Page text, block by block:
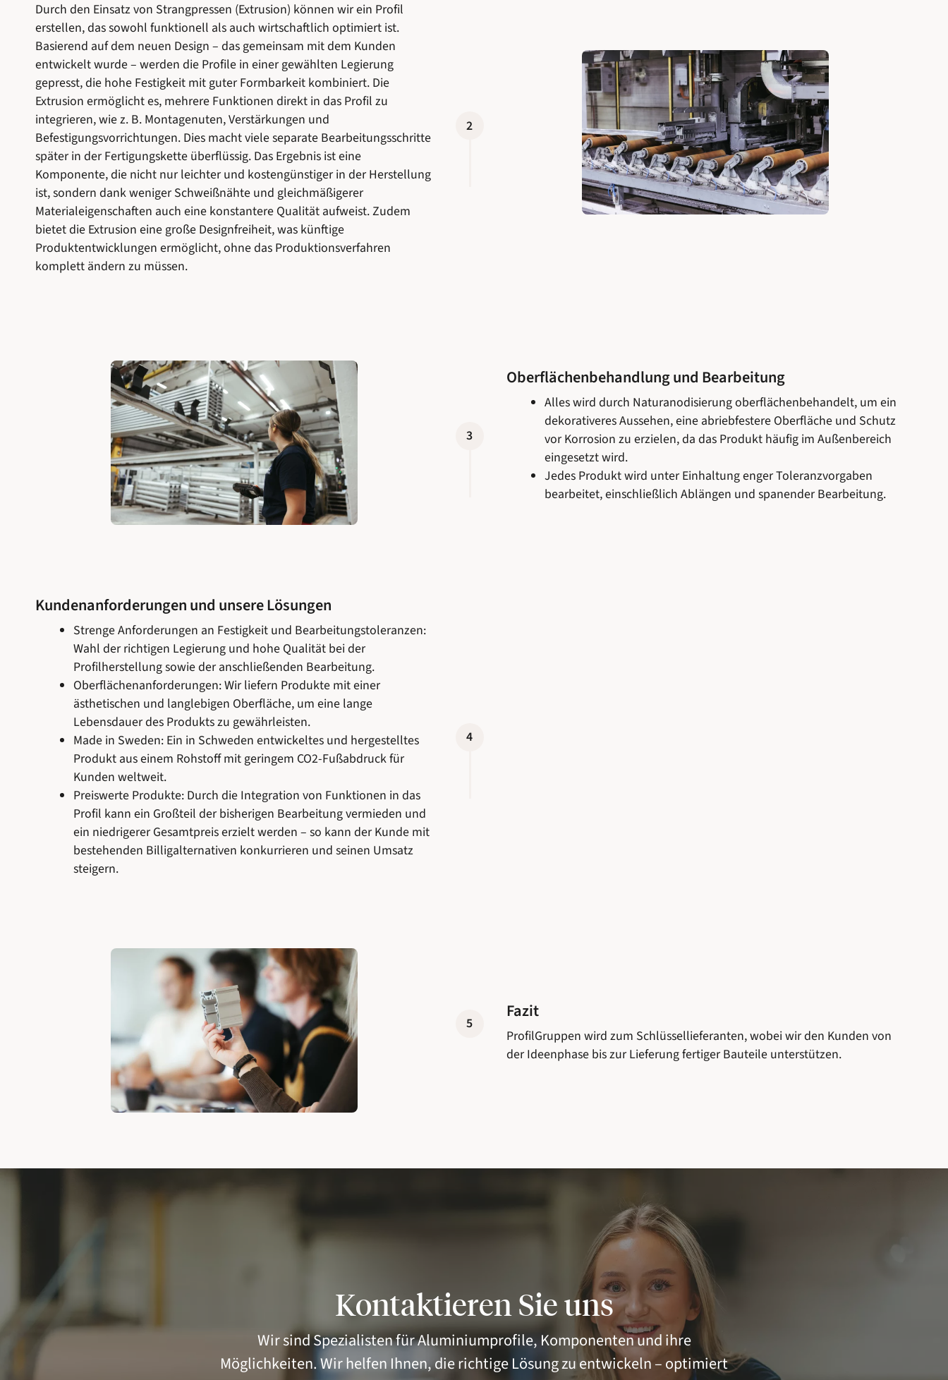
2
Durch den Einsatz von Strangpressen (Extrusion) können wir ein Profil
erstellen, das sowohl funktionell als auch wirtschaftlich optimiert ist.
Basierend auf dem neuen Design – das gemeinsam mit dem Kunden
entwickelt wurde – werden die Profile in einer gewählten Legierung
gepresst, die hohe Festigkeit mit guter Formbarkeit kombiniert. Die
Extrusion ermöglicht es, mehrere Funktionen direkt in das Profil zu
integrieren, wie z. B. Montagenuten, Verstärkungen und
Befestigungsvorrichtungen. Dies macht viele separate Bearbeitungsschritte
später in der Fertigungskette überflüssig. Das Ergebnis ist eine
Komponente, die nicht nur leichter und kostengünstiger in der Herstellung
ist, sondern dank weniger Schweißnähte und gleichmäßigerer
Materialeigenschaften auch eine konstantere Qualität aufweist. Zudem
bietet die Extrusion eine große Designfreiheit, was künftige
Produktentwicklungen ermöglicht, ohne das Produktionsverfahren
komplett ändern zu müssen.
3
Oberflächenbehandlung und Bearbeitung
Alles wird durch Naturanodisierung oberflächenbehandelt, um ein
dekorativeres Aussehen, eine abriebfestere Oberfläche und Schutz
vor Korrosion zu erzielen, da das Produkt häufig im Außenbereich
eingesetzt wird.
Jedes Produkt wird unter Einhaltung enger Toleranzvorgaben
bearbeitet, einschließlich Ablängen und spanender Bearbeitung.
4
Kundenanforderungen und unsere Lösungen
Strenge Anforderungen an Festigkeit und Bearbeitungstoleranzen:
Wahl der richtigen Legierung und hohe Qualität bei der
Profilherstellung sowie der anschließenden Bearbeitung.
Oberflächenanforderungen: Wir liefern Produkte mit einer
ästhetischen und langlebigen Oberfläche, um eine lange
Lebensdauer des Produkts zu gewährleisten.
Made in Sweden: Ein in Schweden entwickeltes und hergestelltes
Produkt aus einem Rohstoff mit geringem CO2-Fußabdruck für
Kunden weltweit.
Preiswerte Produkte: Durch die Integration von Funktionen in das
Profil kann ein Großteil der bisherigen Bearbeitung vermieden und
ein niedrigerer Gesamtpreis erzielt werden – so kann der Kunde mit
bestehenden Billigalternativen konkurrieren und seinen Umsatz
steigern.
5
Fazit
ProfilGruppen wird zum Schlüssellieferanten, wobei wir den Kunden von
der Ideenphase bis zur Lieferung fertiger Bauteile unterstützen.
Kontaktieren Sie uns
Wir sind Spezialisten für Aluminiumprofile, Komponenten und ihre
Möglichkeiten. Wir helfen Ihnen, die richtige Lösung zu entwickeln – optimiert